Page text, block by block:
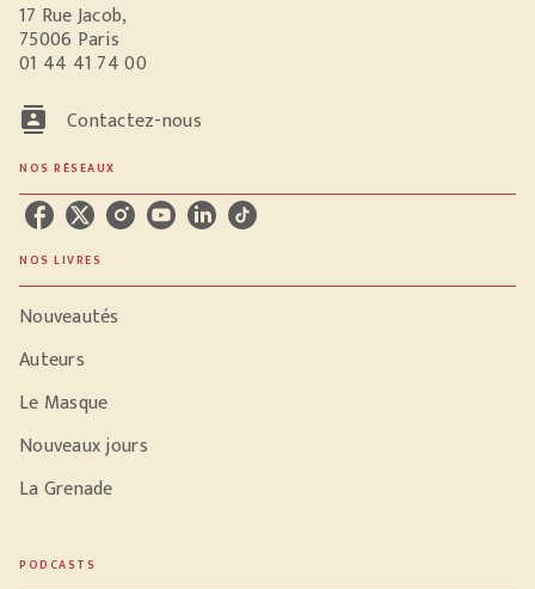
17 Rue Jacob,
75006 Paris
01 44 41 74 00
contacts Contactez-nous
NOS RÉSEAUX
NOS LIVRES
Nouveautés
Auteurs
Le Masque
Nouveaux jours
La Grenade
PODCASTS